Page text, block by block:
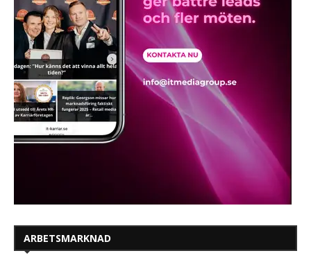
ARBETSMARKNAD